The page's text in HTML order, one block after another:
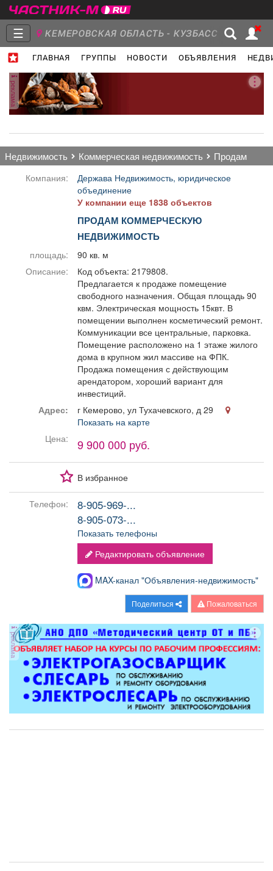
☰ КЕМЕРОВСКАЯ ОБЛАСТЬ - КУЗБАСС
ГЛАВНАЯ ГРУППЫ НОВОСТИ ОБЪЯВЛЕНИЯ
Главная
Группы Новости
Поздравления Погода
ТВ программа Я - пенсионер
реклама
недвижимость коммерческая недвижимость продам
Компания:
Держава Недвижимость, юридическое
объединение
У компании еще 1838 объектов
ПРОДАМ КОММЕРЧЕСКУЮ
НЕДВИЖИМОСТЬ
площадь:
90 кв. м
Описание:
Код объекта: 2179808.
Предлагается к продаже помещение
свободного назначения. Общая площадь 90
квм. Электрическая мощность 15квт. В
помещении выполнен косметический ремонт.
Коммуникации все центральные, парковка.
Помещение расположено на 1 этаже жилого
дома в крупном жил массиве на ФПК.
Продажа помещения с действующим
арендатором, хороший вариант для
инвестиций.
Адрес:
г Кемерово, ул Тухачевского, д 29
Показать на карте
Цена:
9 900 000 руб.
В избранное
Телефон:
8-905-969-...
8-905-073-...
Показать телефоны
Редактировать объявление
MAX-канал "Объявления-недвижимость"
Поделиться Пожаловаться
реклама